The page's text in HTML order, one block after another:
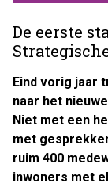
De eerste
Eind vorig jaar
naar het
Niet met een
met
ruim 400
inwoners met